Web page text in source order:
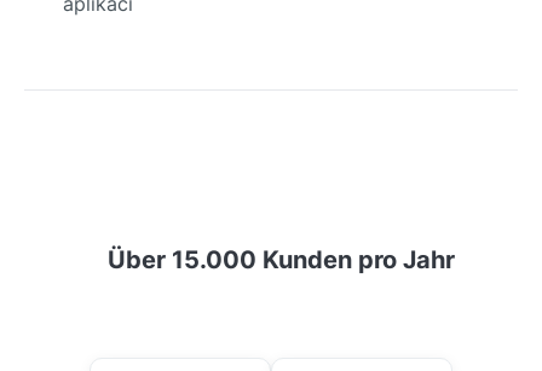
Über 15.000 Kunden pro Jahr